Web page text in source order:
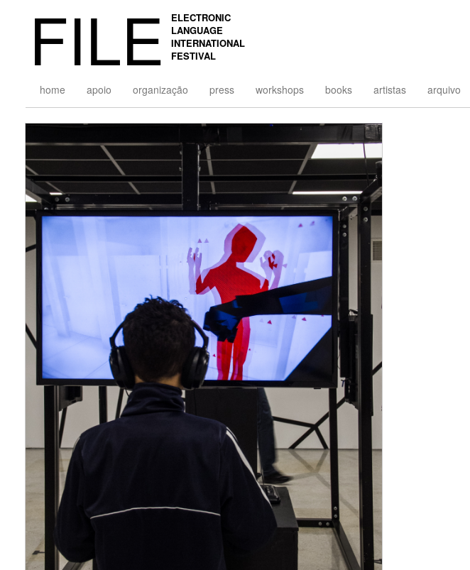
FILE
ELECTRONIC
LANGUAGE
INTERNATIONAL
FESTIVAL
home apoio organização press workshops books artistas arquivo